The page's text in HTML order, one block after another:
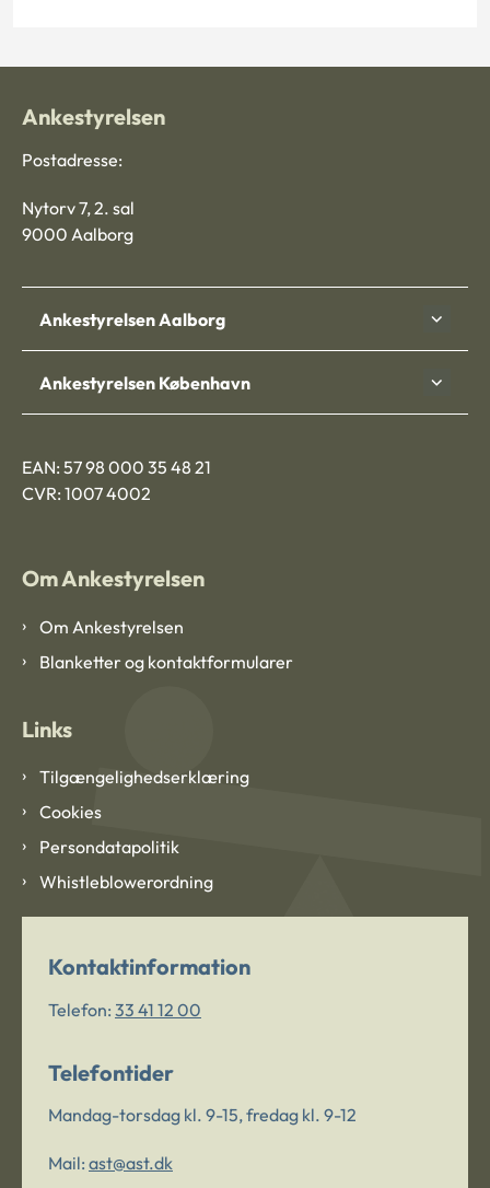
Ankestyrelsen
Postadresse:
Nytorv 7, 2. sal
9000 Aalborg
Ankestyrelsen Aalborg
Ankestyrelsen København
EAN: 57 98 000 35 48 21
CVR: 1007 4002
Om Ankestyrelsen
Om Ankestyrelsen
Blanketter og kontaktformularer
Links
Tilgængelighedserklæring
Cookies
Persondatapolitik
Whistleblowerordning
Kontaktinformation
Telefon: 33 41 12 00
Telefontider
Mandag-torsdag kl. 9-15, fredag kl. 9-12
Mail: ast@ast.dk